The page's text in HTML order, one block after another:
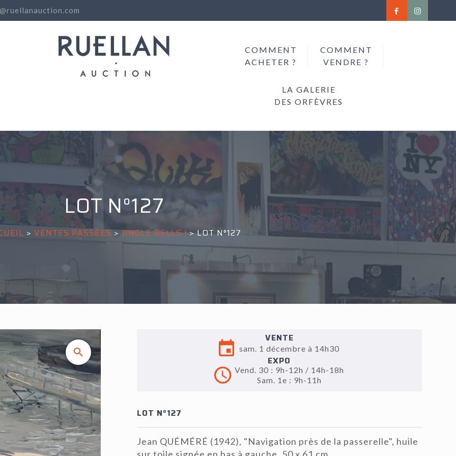
COMMENT
ACHETER ?
COMMENT
VENDRE ?
LA GALERIE
DES ORFÈVRES
LOT N°127
> VENTES PASSÉES>JINGLE BELLS !>LOT N°127
VENTE
sam. 1 décembre à 14h30
EXPO
Vend. 30 : 9h-12h / 14h-18h
Sam. 1e : 9h-11h
LOT N°127
Jean QUÉMÉRÉ (1942), "Navigation près de la passerelle", huile